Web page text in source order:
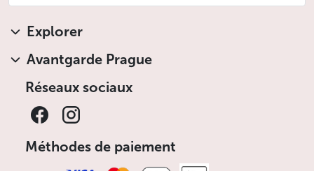
Explorer
Avantgarde Prague
Réseaux sociaux
Méthodes de paiement